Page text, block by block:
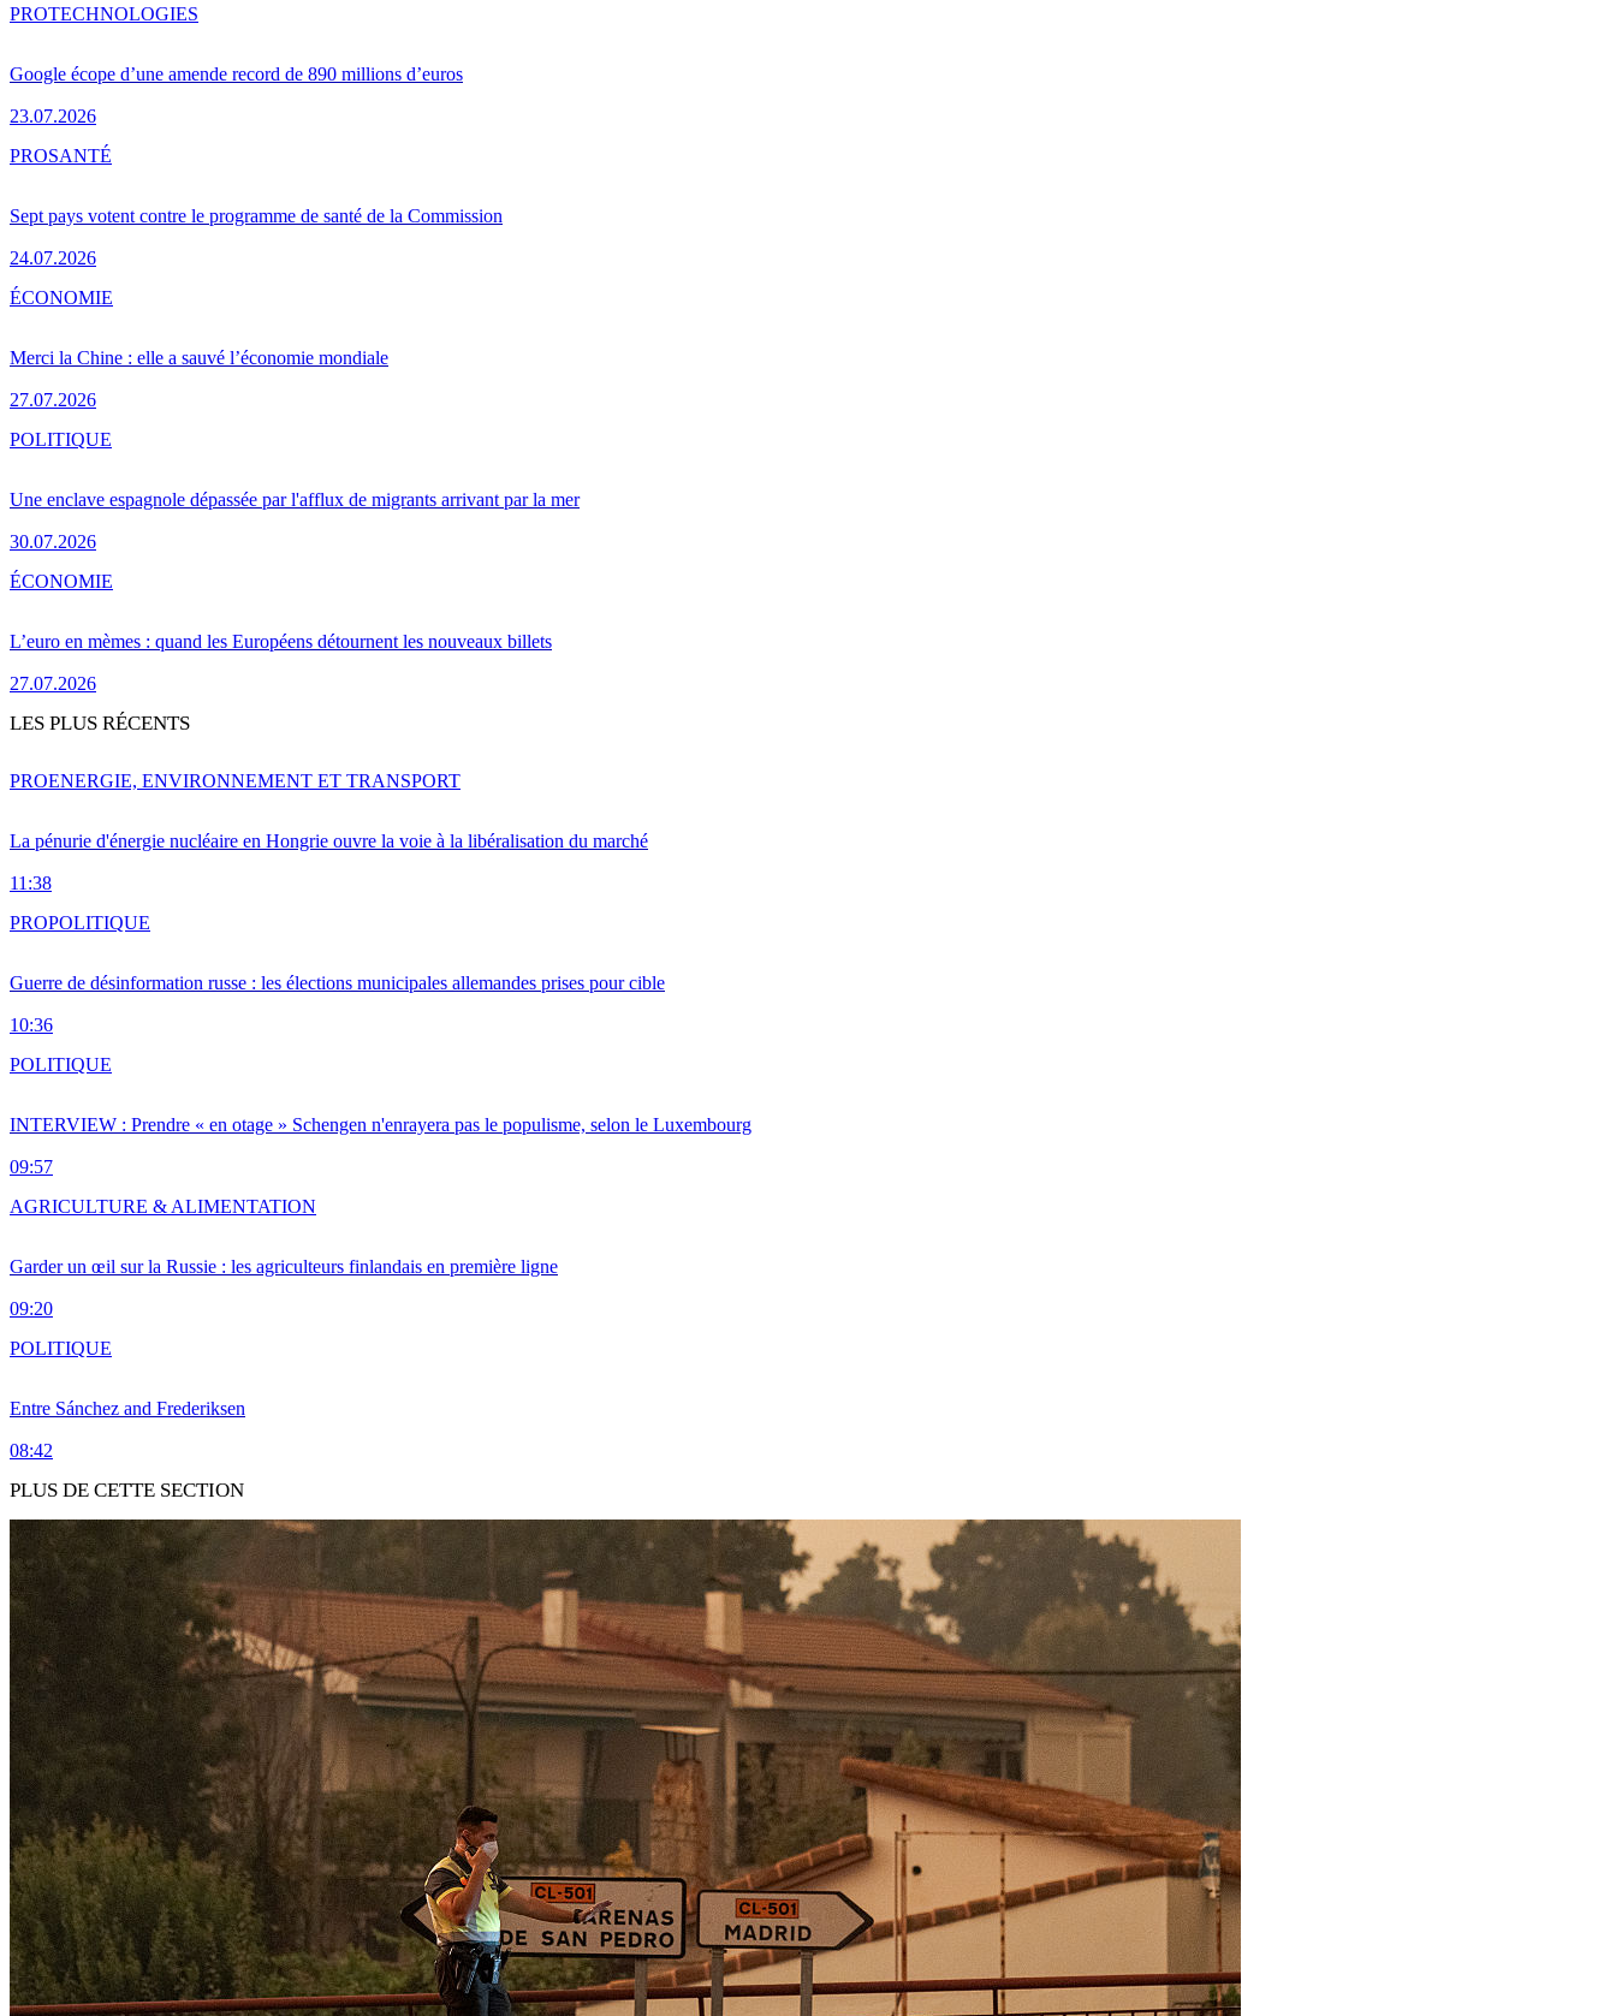
Google écope d’une amende record de 890 millions d’euros
23.07.2026
PROTECHNOLOGIES
Sept pays votent contre le programme de santé de la Commission
24.07.2026
PROSANTÉ
Merci la Chine : elle a sauvé l’économie mondiale
27.07.2026
ÉCONOMIE
Une enclave espagnole dépassée par l'afflux de migrants arrivant par la mer
30.07.2026
POLITIQUE
L’euro en mèmes : quand les Européens détournent les nouveaux billets
27.07.2026
ÉCONOMIE
LES PLUS RÉCENTS
La pénurie d'énergie nucléaire en Hongrie ouvre la voie à la libéralisation du marché
11:38
PROENERGIE, ENVIRONNEMENT ET TRANSPORT
Guerre de désinformation russe : les élections municipales allemandes prises pour cible
10:36
PROPOLITIQUE
INTERVIEW : Prendre « en otage » Schengen n'enrayera pas le populisme, selon le Luxembourg
09:57
POLITIQUE
Garder un œil sur la Russie : les agriculteurs finlandais en première ligne
09:20
AGRICULTURE & ALIMENTATION
Entre Sánchez and Frederiksen
08:42
POLITIQUE
PLUS DE CETTE SECTION